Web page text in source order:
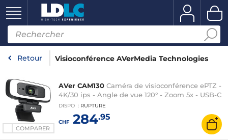
Retour Visioconférence AVerMedia Technologies
COMPARER
AVer CAM130 Caméra de visioconférence ePTZ -
4K/30 ips - Angle de vue 120° - Zoom 5x - USB-C
DISPO : RUPTURE
CHF284.95